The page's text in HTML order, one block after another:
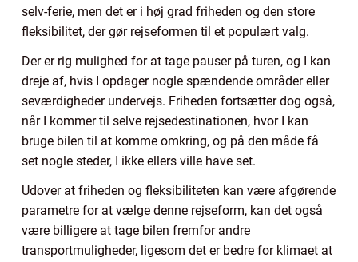
selv-ferie, men det er i høj grad friheden og den store
fleksibilitet, der gør rejseformen til et populært valg.
Der er rig mulighed for at tage pauser på turen, og I kan
dreje af, hvis I opdager nogle spændende områder eller
seværdigheder undervejs. Friheden fortsætter dog også,
når I kommer til selve rejsedestinationen, hvor I kan
bruge bilen til at komme omkring, og på den måde få
set nogle steder, I ikke ellers ville have set.
Udover at friheden og fleksibiliteten kan være afgørende
parametre for at vælge denne rejseform, kan det også
være billigere at tage bilen fremfor andre
transportmuligheder, ligesom det er bedre for klimaet at